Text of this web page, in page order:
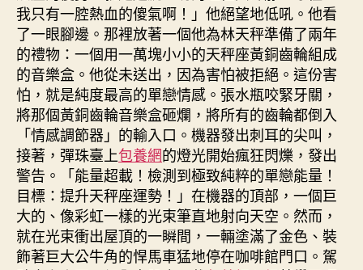
我只有一腔熱血的傻氣啊！」他絕望地低吼。他看
了一眼腳邊。那裡放著一個他為林天秤準備了兩年
的禮物：一個用一萬塊小小的天秤座黃銅齒輪組成
的音樂盒。他從未送出，因為害怕被拒絕。這份害
怕，就是純度最高的單戀情感。張水瓶咬緊牙關，
將那個黃銅齒輪音樂盒砸爛，將所有的齒輪都倒入
「情感調節器」的輸入口。機器發出刺耳的尖叫，
接著，彈珠臺上包養網的燈光開始瘋狂閃爍，發出
警告。「能量超載！檢測到極致純粹的單戀能量！
目標：提升天秤座運勢！」在機器的頂部，一個巨
大的、像彩虹一樣的光束筆直地射向天空。然而，
就在光束衝出屋頂的一瞬間，一輛塗滿了金色、裝
飾著巨大公牛角的悍馬車猛地停在咖啡館門口。駕